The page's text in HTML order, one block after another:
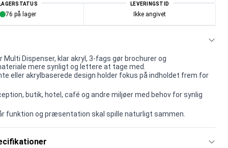
LAGERSTATUS
76 på lager
LEVERINGSTID
Ikke angivet
Multi Dispenser, klar akryl, 3-fags gør brochurer og
mere synligt og lettere at tage med.
eller akrylbaserede design holder fokus på indholdet frem for
butik, hotel, café og andre miljøer med behov for synlig
funktion og præsentation skal spille naturligt sammen.